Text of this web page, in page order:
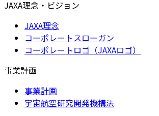
JAXA理念・ビジョン
JAXA理念
コーポレートスローガン
コーポレートロゴ（JAXAロゴ）
事業計画
事業計画
宇宙航空研究開発機構法